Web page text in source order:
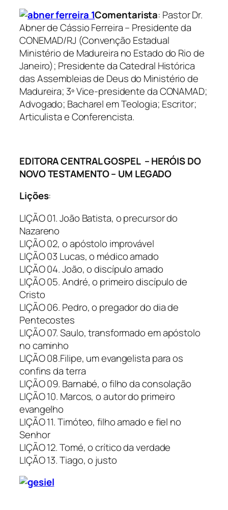
Comentarista: Pastor Dr.
Abner de Cássio Ferreira – Presidente da
CONEMAD/RJ (Convenção Estadual
Ministério de Madureira no Estado do Rio de
Janeiro); Presidente da Catedral Histórica
das Assembleias de Deus do Mi­nistério de
Madureira; 3º Vice-presidente da CONAMAD;
Advogado; Bacharel em Te­ologia; Escritor;
Articulista e Conferencista.
EDITORA CENTRAL GOSPEL – HERÓIS DO
NOVO TESTAMENTO – UM LEGADO
Lições:
LIÇÃO 01. João Batista, o precursor do
Nazareno
LIÇÃO 02, o apóstolo improvável
LIÇÃO 03 Lucas, o médico amado
LIÇÃO 04. João, o discípulo amado
LIÇÃO 05. André, o primeiro discípulo de
Cristo
LIÇÃO 06. Pedro, o pregador do dia de
Pentecostes
LIÇÃO 07. Saulo, transformado em apóstolo
no caminho
LIÇÃO 08.Filipe, um evangelista para os
confins da terra
LIÇÃO 09. Barnabé, o filho da consolação
LIÇÃO 10. Marcos, o autor do primeiro
evangelho
LIÇÃO 11. Timóteo, filho amado e fiel no
Senhor
LIÇÃO 12. Tomé, o crítico da verdade
LIÇÃO 13. Tiago, o justo